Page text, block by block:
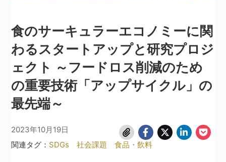
食のサーキュラーエコノミーに関
わるスタートアップと研究プロジ
ェクト ～フードロス削減のため
の重要技術「アップサイクル」の
最先端～
2023年10月19日
関連タグ： SDGs 社会課題 食品・飲料